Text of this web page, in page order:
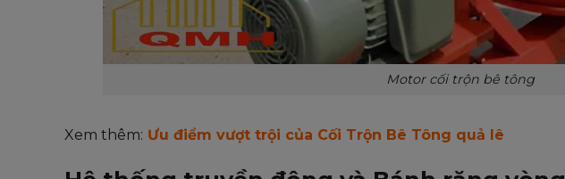
Motor cối trộn bê tông
Xem thêm: Ưu điểm vượt trội của Cối Trộn Bê Tông quả lê